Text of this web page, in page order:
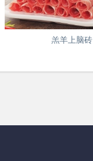
羔羊上脑砖